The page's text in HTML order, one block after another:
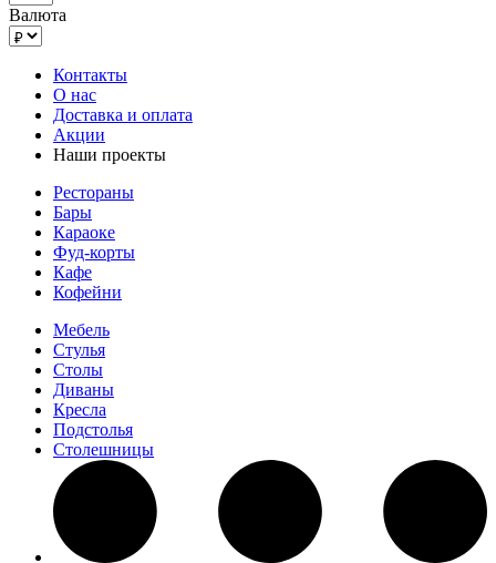
Валюта
Контакты
О нас
Доставка и оплата
Акции
Наши проекты
Рестораны
Бары
Караоке
Фуд-корты
Кафе
Кофейни
Мебель
Стулья
Столы
Диваны
Кресла
Подстолья
Столешницы